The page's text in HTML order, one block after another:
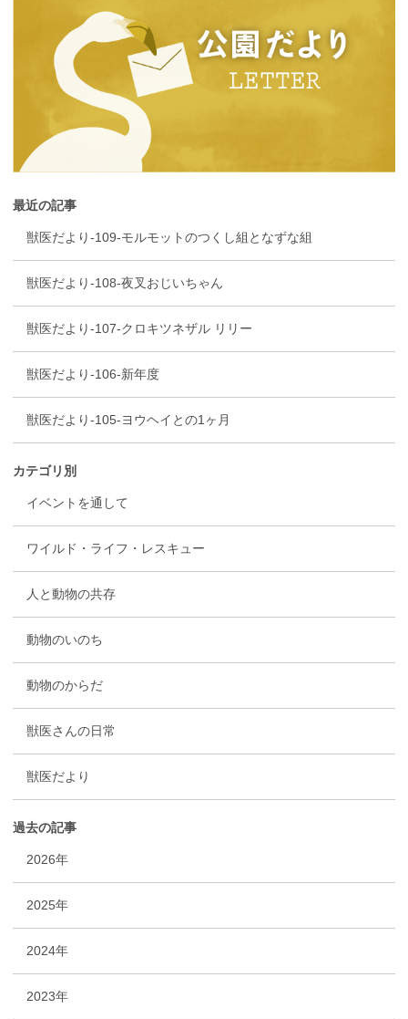
最近の記事
獣医だより-109-モルモットのつくし組となずな組
獣医だより-108-夜叉おじいちゃん
獣医だより-107-クロキツネザル リリー
獣医だより-106-新年度
獣医だより-105-ヨウヘイとの1ヶ月
カテゴリ別
イベントを通して
ワイルド・ライフ・レスキュー
人と動物の共存
動物のいのち
動物のからだ
獣医さんの日常
獣医だより
過去の記事
2026年
2025年
2024年
2023年